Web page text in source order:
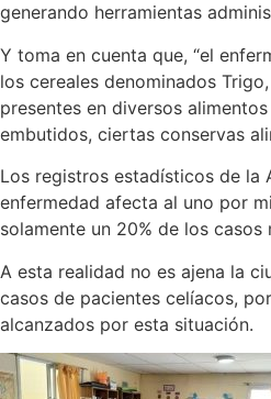
generando herramientas
Y toma en cuenta que, “el
los cereales denominados
presentes en diversos
embutidos, ciertas conservas
Los registros estadísticos de la
enfermedad afecta al uno por
solamente un 20% de los casos
A esta realidad no es ajena la
casos de pacientes celíacos,
alcanzados por esta situación.